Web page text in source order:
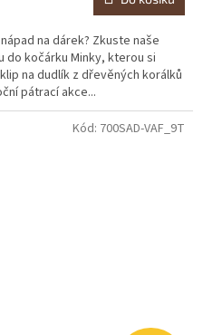
na dárek? Zkuste naše
do kočárku Minky, kterou si
na dudlík z dřevěných korálků
pátrací akce...
Kód: 700SAD-VAF_9T